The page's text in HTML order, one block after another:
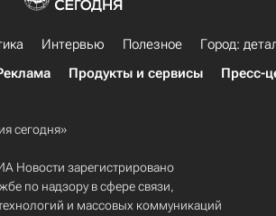
Интервью Полезное
Город:
Продукты и сервисы Пресс-
сегодня»
Новости зарегистрировано
по надзору в сфере связи,
и массовых коммуникаций